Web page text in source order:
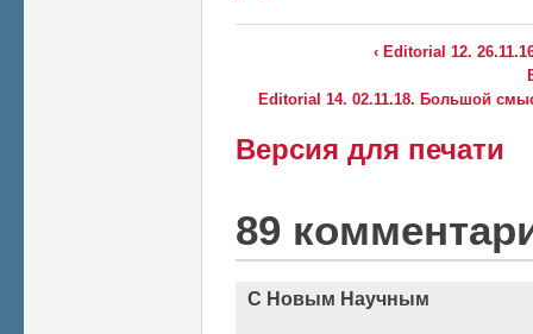
‹ Editorial 12.
Editorial 14. 02.11.18. Большой
Версия для печати
89
С Новым Научным